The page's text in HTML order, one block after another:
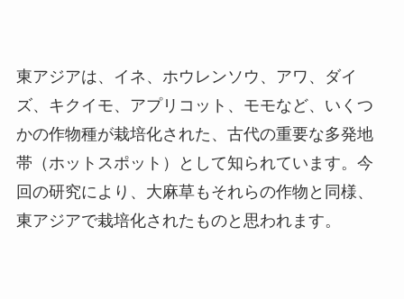
東アジアは、イネ、ホウレンソウ、アワ、ダイ
ズ、キクイモ、アプリコット、モモなど、いくつ
かの作物種が栽培化された、古代の重要な多発地
帯（ホットスポット）として知られています。今
回の研究により、大麻草もそれらの作物と同様、
東アジアで栽培化されたものと思われます。